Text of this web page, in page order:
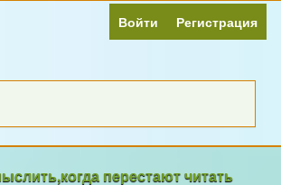
Войти Регистрация
перестают читать